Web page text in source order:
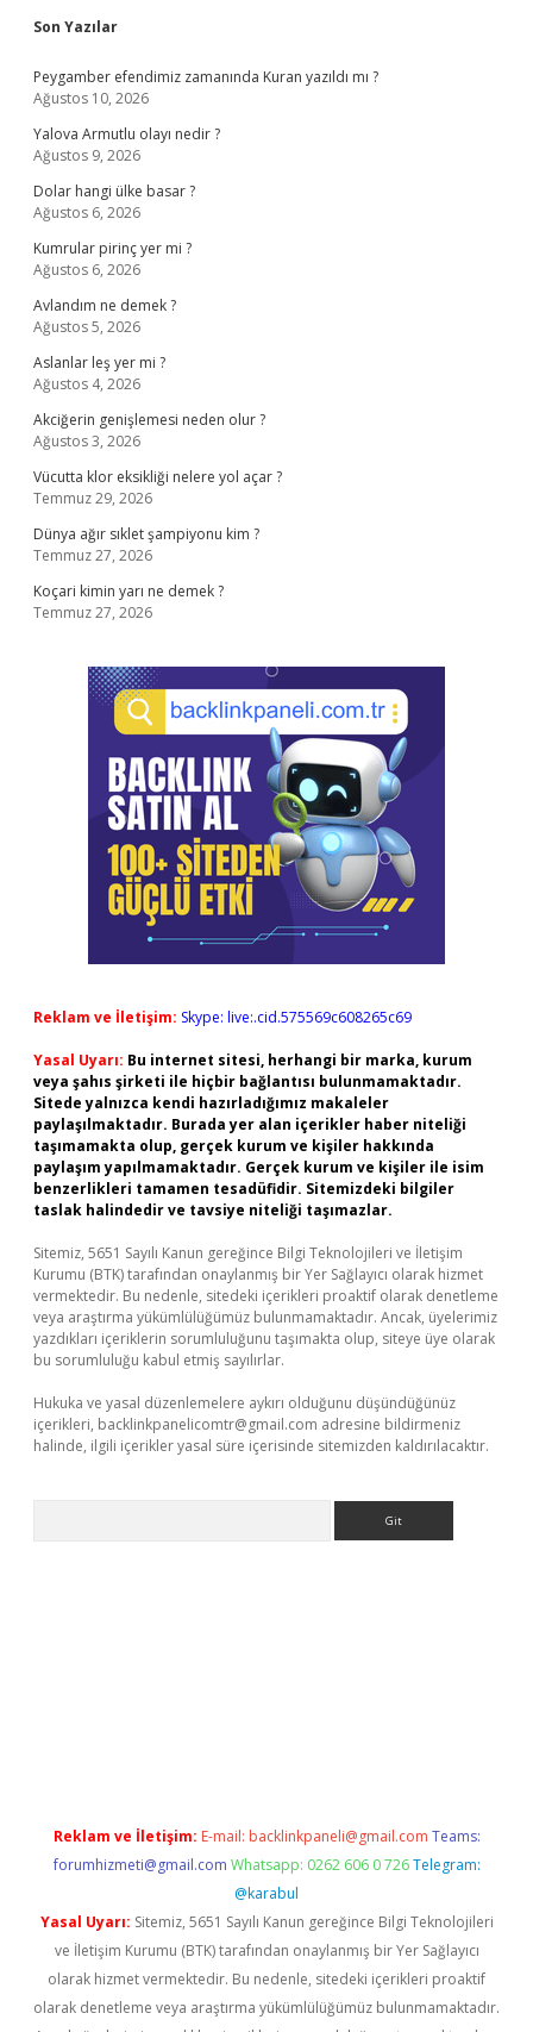
Sidebar
Son Yazılar
Peygamber efendimiz zamanında Kuran yazıldı mı ?
Ağustos 10, 2026
Yalova Armutlu olayı nedir ?
Ağustos 9, 2026
Dolar hangi ülke basar ?
Ağustos 6, 2026
Kumrular pirinç yer mi ?
Ağustos 6, 2026
Avlandım ne demek ?
Ağustos 5, 2026
Aslanlar leş yer mi ?
Ağustos 4, 2026
Akciğerin genişlemesi neden olur ?
Ağustos 3, 2026
Vücutta klor eksikliği nelere yol açar ?
Temmuz 29, 2026
Dünya ağır sıklet şampiyonu kim ?
Temmuz 27, 2026
Koçari kimin yarı ne demek ?
Temmuz 27, 2026
Reklam ve İletişim: Skype: live:.cid.575569c608265c69
Yasal Uyarı: Bu internet sitesi, herhangi bir marka, kurum
veya şahıs şirketi ile hiçbir bağlantısı bulunmamaktadır.
Sitede yalnızca kendi hazırladığımız makaleler
paylaşılmaktadır. Burada yer alan içerikler haber niteliği
taşımamakta olup, gerçek kurum ve kişiler hakkında
paylaşım yapılmamaktadır. Gerçek kurum ve kişiler ile isim
benzerlikleri tamamen tesadüfidir. Sitemizdeki bilgiler
taslak halindedir ve tavsiye niteliği taşımazlar.
Sitemiz, 5651 Sayılı Kanun gereğince Bilgi Teknolojileri ve İletişim
Kurumu (BTK) tarafından onaylanmış bir Yer Sağlayıcı olarak hizmet
vermektedir. Bu nedenle, sitedeki içerikleri proaktif olarak denetleme
veya araştırma yükümlülüğümüz bulunmamaktadır. Ancak, üyelerimiz
yazdıkları içeriklerin sorumluluğunu taşımakta olup, siteye üye olarak
bu sorumluluğu kabul etmiş sayılırlar.
Hukuka ve yasal düzenlemelere aykırı olduğunu düşündüğünüz
içerikleri, backlinkpanelicomtr@gmail.com adresine bildirmeniz
halinde, ilgili içerikler yasal süre içerisinde sitemizden kaldırılacaktır.
Reklam ve İletişim: E-mail: backlinkpaneli@gmail.com Teams:
forumhizmeti@gmail.com Whatsapp: 0262 606 0 726 Telegram:
@karabul
Yasal Uyarı: Sitemiz, 5651 Sayılı Kanun gereğince Bilgi Teknolojileri
ve İletişim Kurumu (BTK) tarafından onaylanmış bir Yer Sağlayıcı
olarak hizmet vermektedir. Bu nedenle, sitedeki içerikleri proaktif
olarak denetleme veya araştırma yükümlülüğümüz bulunmamaktadır.